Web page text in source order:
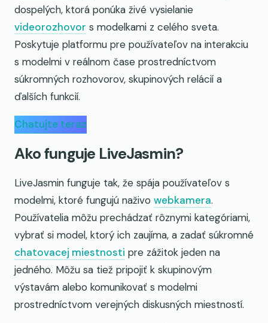
dospelých, ktorá ponúka živé vysielanie
videorozhovor s modelkami z celého sveta.
Poskytuje platformu pre používateľov na interakciu
s modelmi v reálnom čase prostredníctvom
súkromných rozhovorov, skupinových relácií a
ďalších funkcií.
Chatujte teraz
Ako funguje LiveJasmin?
LiveJasmin funguje tak, že spája používateľov s
modelmi, ktoré fungujú naživo webkamera.
Používatelia môžu prechádzať rôznymi kategóriami,
vybrať si model, ktorý ich zaujíma, a zadať súkromné
chatovacej miestnosti pre zážitok jeden na
jedného. Môžu sa tiež pripojiť k skupinovým
výstavám alebo komunikovať s modelmi
prostredníctvom verejných diskusných miestností.